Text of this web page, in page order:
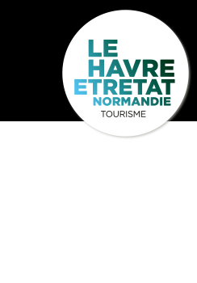
Cookies management panel